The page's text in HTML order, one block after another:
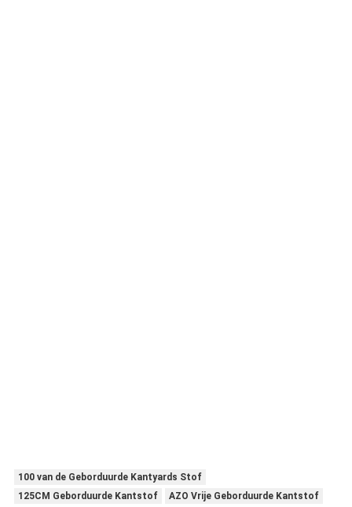
100 van de Geborduurde Kantyards Stof
125CM Geborduurde Kantstof
AZO Vrije Geborduurde Kantstof